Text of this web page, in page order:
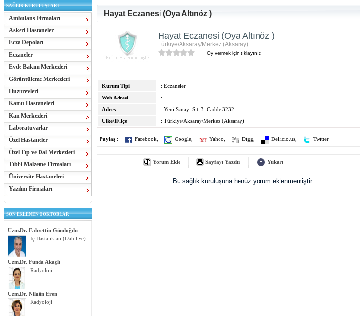
SAĞLIK KURULUŞLARI
Ambulans Firmaları
Askeri Hastaneler
Ecza Depoları
Eczaneler
Evde Bakım Merkezleri
Görüntüleme Merkezleri
Huzurevleri
Kamu Hastaneleri
Kan Merkezleri
Laboratuvarlar
Özel Hastaneler
Özel Tıp ve Dal Merkezleri
Tıbbi Malzeme Firmaları
Üniversite Hastaneleri
Yazılım Firmaları
SON EKLENEN DOKTORLAR
Uzm.Dr. Fahrettin Gündoğdu
İç Hastalıkları (Dahiliye)
Uzm.Dr. Funda Akaçlı
Radyoloji
Uzm.Dr. Nilgün Eren
Radyoloji
Hayat Eczanesi (Oya Altınöz )
Hayat Eczanesi (Oya Altınöz )
Türkiye/Aksaray/Merkez (Aksaray)
Oy vermek için tıklayınız
Kurum Tipi
: Eczaneler
Web Adresi
:
Adres
: Yeni Sanayi Sit. 3. Cadde 3232
Ülke/İl/İlçe
: Türkiye/Aksaray/Merkez (Aksaray)
Paylaş : Facebook Google Yahoo Digg Del.icio.us Twitter
Yorum Ekle Sayfayı Yazdır Yukarı
Bu sağlık kuruluşuna henüz yorum eklenmemiştir.